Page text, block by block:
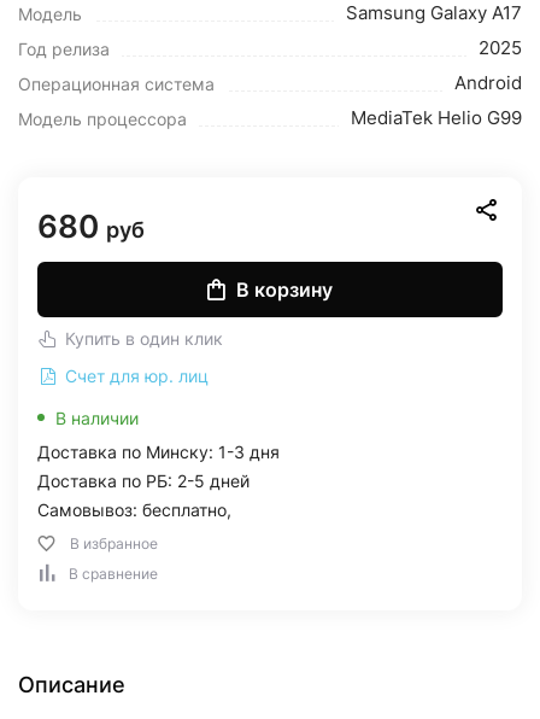
Модель Samsung Galaxy A17
Год релиза 2025
Операционная система Android
Модель процессора MediaTek Helio G99
680 руб
В корзину
Купить в один клик
Счет для юр. лиц
В наличии
Доставка по Минску: 1-3 дня
Доставка по РБ: 2-5 дней
Самовывоз: бесплатно,
В избранное
В сравнение
Описание